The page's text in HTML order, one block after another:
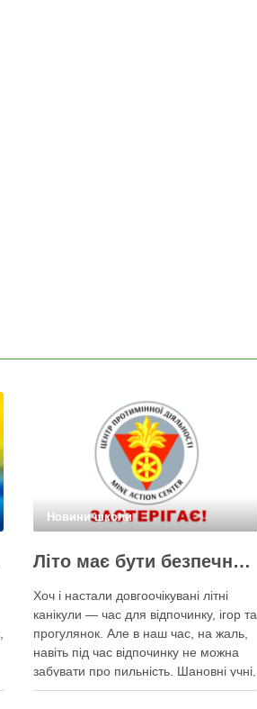
Новини школи
Літо має бути безпечним!
Хоч і настали довгоочікувані літні
канікули — час для відпочинку, ігор та
прогулянок. Але в наш час, на жаль,
навіть під час відпочинку не можна
забувати про пильність. Шановні учні,
обов’язково перегляньте це відео від